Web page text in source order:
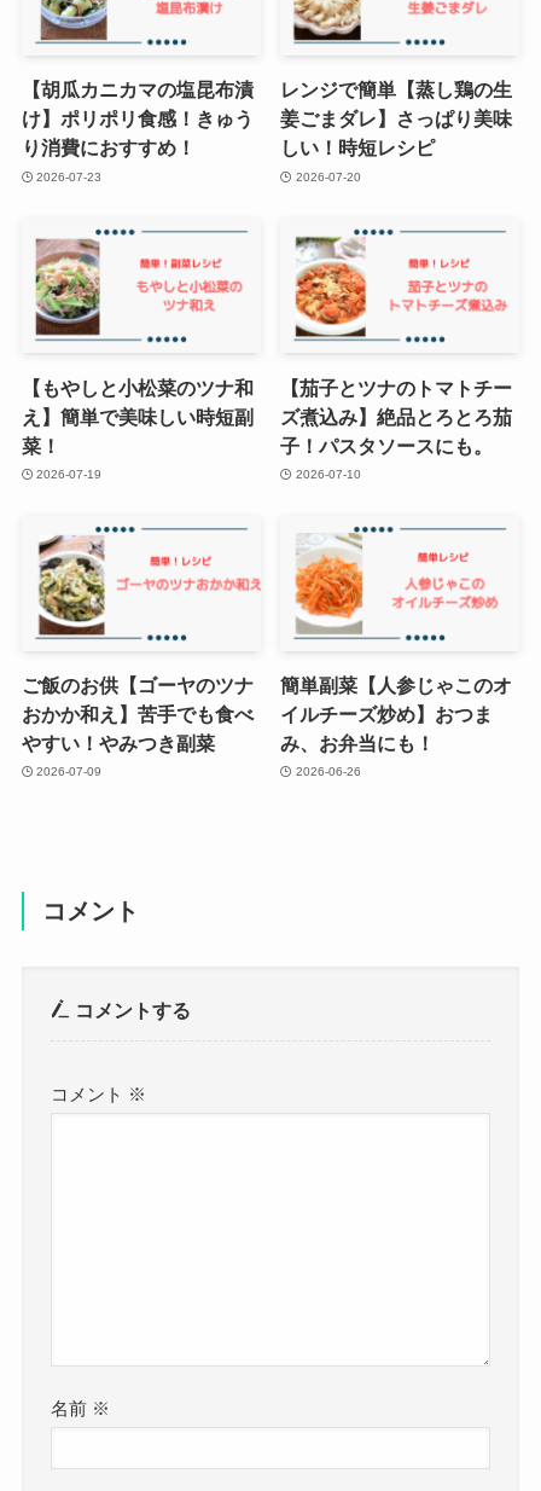
【胡瓜カニカマの塩昆布漬
け】ポリポリ食感！きゅう
り消費におすすめ！
2026-07-23
レンジで簡単【蒸し鶏の生
姜ごまダレ】さっぱり美味
しい！時短レシピ
2026-07-20
【もやしと小松菜のツナ和
え】簡単で美味しい時短副
菜！
2026-07-19
【茄子とツナのトマトチー
ズ煮込み】絶品とろとろ茄
子！パスタソースにも。
2026-07-10
ご飯のお供【ゴーヤのツナ
おかか和え】苦手でも食べ
やすい！やみつき副菜
2026-07-09
簡単副菜【人参じゃこのオ
イルチーズ炒め】おつま
み、お弁当にも！
2026-06-26
コメント
コメントする
コメント ※
名前 ※